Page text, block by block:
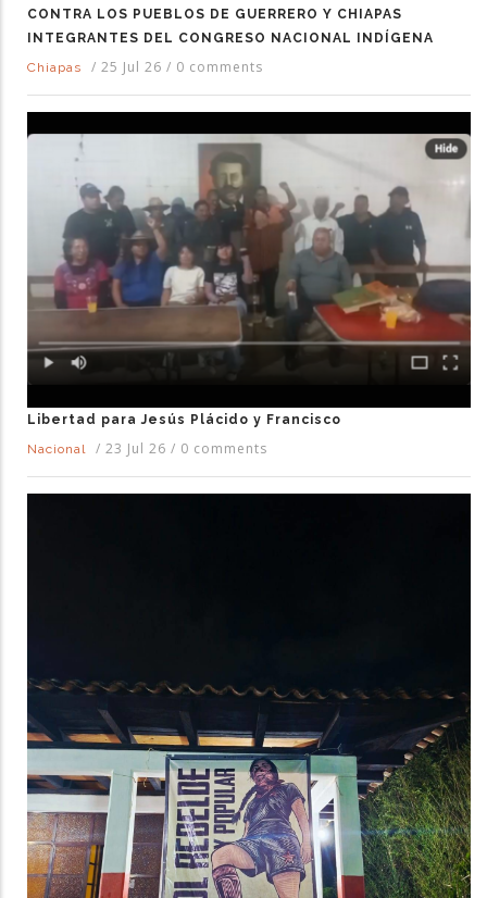
CONTRA LOS PUEBLOS DE GUERRERO Y CHIAPAS
INTEGRANTES DEL CONGRESO NACIONAL INDÍGENA
Chiapas
/ 25 Jul 26 / 0 comments
Libertad para Jesús Plácido y Francisco
Nacional
/ 23 Jul 26 / 0 comments